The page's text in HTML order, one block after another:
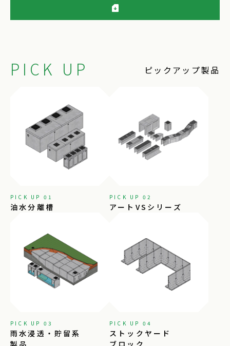
PICK UP ピックアップ製品
PICK UP 01
油水分離槽
PICK UP 02
アートVSシリーズ
PICK UP 03
雨水浸透・貯留系
製品
PICK UP 04
ストックヤード
ブロック